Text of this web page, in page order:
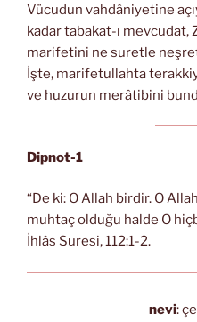
Vücudun vahdâniyetine
kadar tabakat-ı mevcudat,
marifetini ne suretle
İşte, marifetullahta
ve huzurun merâtibini
Dipnot-1
“De ki: O Allah birdir. O
muhtaç olduğu halde O
İhlâs Suresi, 112:1-2.
nevi: